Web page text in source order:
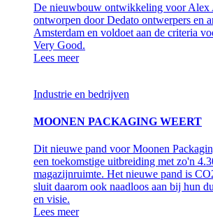
De nieuwbouw ontwikkeling voor Alex
ontworpen door Dedato ontwerpers en
Amsterdam en voldoet aan de criteria
Very Good.
Lees meer
Industrie en bedrijven
MOONEN PACKAGING WEERT
Dit nieuwe pand voor Moonen
een toekomstige uitbreiding met zo'n
magazijnruimte. Het nieuwe pand is
sluit daarom ook naadloos aan bij hun
en visie.
Lees meer